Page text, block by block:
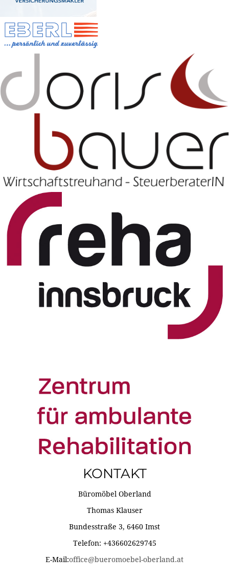
KONTAKT
Büromöbel Oberland
Thomas Klauser
Bundesstraße 3, 6460 Imst
Telefon: +436602629745
E-Mail:office@bueromoebel-oberland.at